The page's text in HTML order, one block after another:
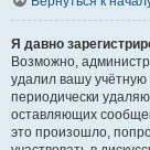
Я давно
Возможно,
удалил вашу учётную
периодически
оставляющих
это произошло,